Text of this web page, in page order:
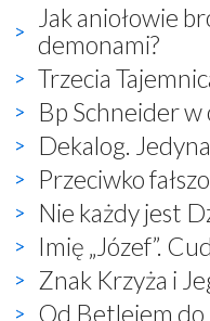
Jak aniołowie
demonami?
Trzecia
Bp Schneider
Dekalog.
Przeciwko
Nie każdy jest
Imię „Józef”.
Znak Krzyża i
Od Betlejem